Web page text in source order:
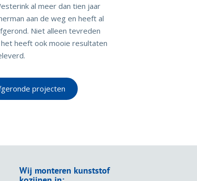
al meer dan tien jaar
aan de weg en heeft al
Niet alleen tevreden
heeft ook mooie resultaten
projecten
Wij monteren kunststof